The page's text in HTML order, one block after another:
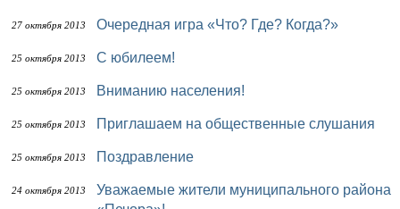
27 октября 2013 Очередная игра «Что? Где? Когда?»
25 октября 2013 С юбилеем!
25 октября 2013 Вниманию населения!
25 октября 2013 Приглашаем на общественные слушания
25 октября 2013 Поздравление
24 октября 2013
Уважаемые жители муниципального района